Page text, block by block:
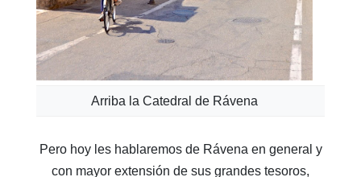
Arriba la Catedral de Rávena
Pero hoy les hablaremos de Rávena en general y
con mayor extensión de sus grandes tesoros,